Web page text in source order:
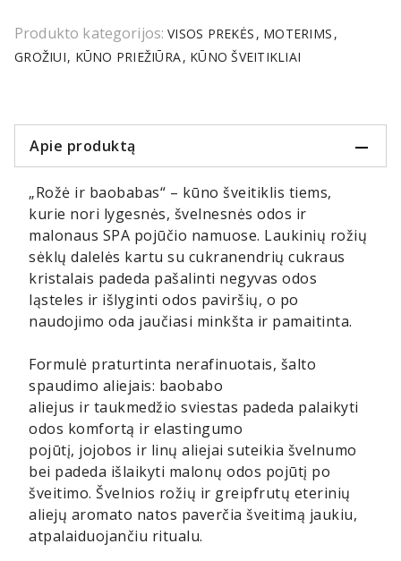
Produkto kategorijos: VISOS PREKĖS MOTERIMS
GROŽIUI KŪNO PRIEŽIŪRA KŪNO ŠVEITIKLIAI
Apie produktą
„Rožė ir baobabas“ – kūno šveitiklis tiems,
kurie nori lygesnės, švelnesnės odos ir
malonaus SPA pojūčio namuose. Laukinių rožių
sėklų dalelės kartu su cukranendrių cukraus
kristalais padeda pašalinti negyvas odos
ląsteles ir išlyginti odos paviršių, o po
naudojimo oda jaučiasi minkšta ir pamaitinta.
Formulė praturtinta nerafinuotais, šalto
spaudimo aliejais: baobabo
aliejus ir taukmedžio sviestas padeda palaikyti
odos komfortą ir elastingumo
pojūtį, jojobos ir linų aliejai suteikia švelnumo
bei padeda išlaikyti malonų odos pojūtį po
šveitimo. Švelnios rožių ir greipfrutų eterinių
aliejų aromato natos paverčia šveitimą jaukiu,
atpalaiduojančiu ritualu.